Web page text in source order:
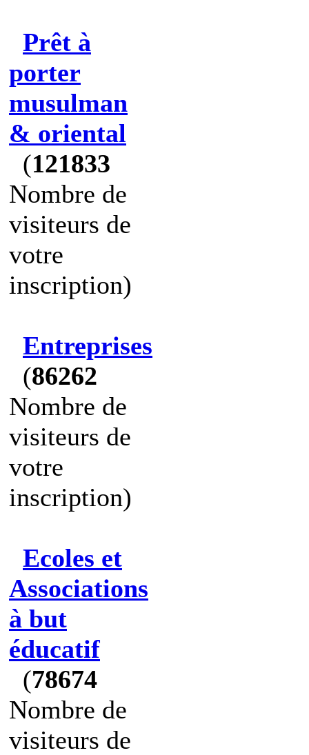
Prêt à
porter
musulman
& oriental
(121833
Nombre de
visiteurs de
votre
inscription)
Entreprises
(86262
Nombre de
visiteurs de
votre
inscription)
Ecoles et
Associations
à but
éducatif
(78674
Nombre de
visiteurs de